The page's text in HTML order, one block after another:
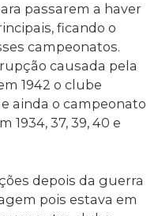
passarem a haver
ficando o
campeonatos.
causada pela
1942 o clube
ainda o campeonato
1934, 37, 39, 40 e
depois da guerra
pois estava em